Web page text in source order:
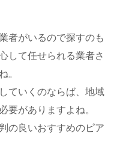
者がいるので探すのも
して任せられる業者さ
。
ていくのならば、地域
要がありますよね。
の良いおすすめのピア